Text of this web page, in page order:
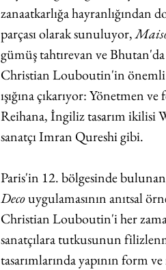
zanaatkarlığa hayranlığından
parçası olarak sunuluyor,
gümüş tahtırevan ve
Christian Louboutin'in önemli
ışığına çıkarıyor: Yönetmen
Reihana, İngiliz tasarım ikilisi
sanatçı Imran Qureshi gibi.
Paris'in 12. bölgesinde
Deco uygulamasının anıtsal
Christian Louboutin'i her
sanatçılara tutkusunun
tasarımlarında yapının